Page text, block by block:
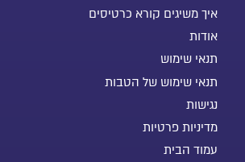
איך משיגים קורא כרטיסים
אודות
תנאי שימוש
תנאי שימוש של הטבות
נגישות
מדיניות פרטיות
עמוד הבית